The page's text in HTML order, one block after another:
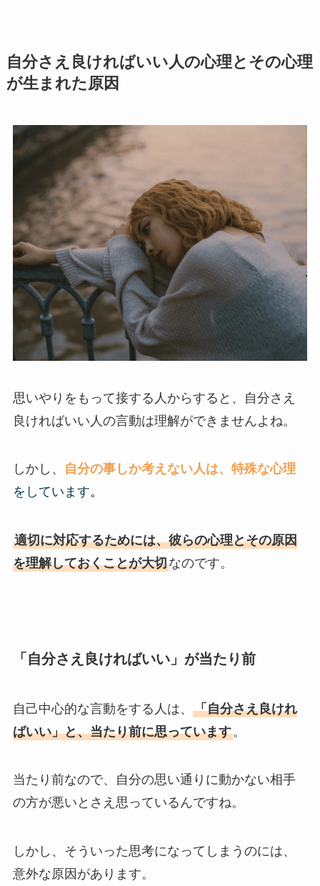
自分さえ良ければいい人の心理とその心理
が生まれた原因
思いやりをもって接する人からすると、自分さえ
良ければいい人の言動は理解ができませんよね。
しかし、
自分の事しか考えない人は、特殊な心理
をしています。
適切に対応するためには、彼らの心理とその原因
を理解しておくことが大切なのです。
「自分さえ良ければいい」が当たり前
自己中心的な言動をする人は、 「自分さえ良けれ
ばいい」と、当たり前に思っています。
当たり前なので、自分の思い通りに動かない相手
の方が悪いとさえ思っているんですね。
しかし、そういった思考になってしまうのには、
意外な原因があります。